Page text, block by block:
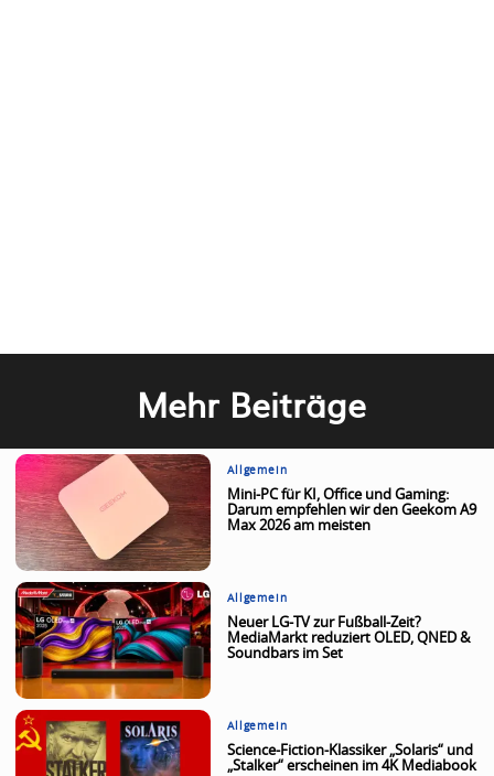
Mehr Beiträge
Allgemein
Mini-PC für KI, Office und Gaming:
Darum empfehlen wir den Geekom A9
Max 2026 am meisten
Allgemein
Neuer LG-TV zur Fußball-Zeit?
MediaMarkt reduziert OLED, QNED &
Soundbars im Set
Allgemein
Science-Fiction-Klassiker „Solaris“ und
„Stalker“ erscheinen im 4K Mediabook